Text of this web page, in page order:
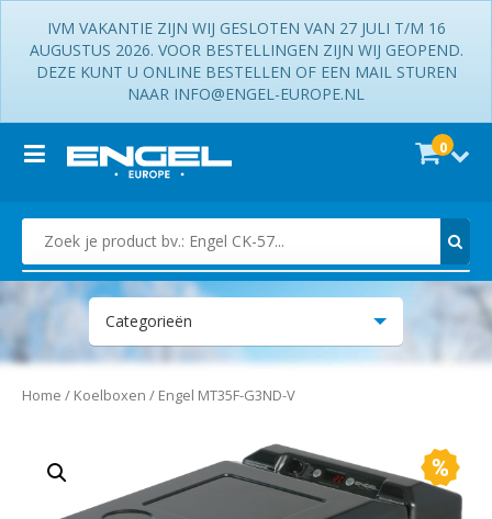
IVM VAKANTIE ZIJN WIJ GESLOTEN VAN 27 JULI T/M 16
AUGUSTUS 2026. VOOR BESTELLINGEN ZIJN WIJ GEOPEND.
DEZE KUNT U ONLINE BESTELLEN OF EEN MAIL STUREN
NAAR INFO@ENGEL-EUROPE.NL
0
Zoek je product bv.: Engel CK-57...
Categorieën
Accessoires
Home / Koelboxen / Engel MT35F-G3ND-V